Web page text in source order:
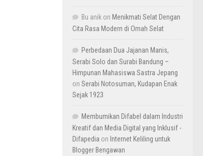
Bu anik on Menikmati Selat Dengan
Cita Rasa Modern di Omah Selat
Perbedaan Dua Jajanan Manis,
Serabi Solo dan Surabi Bandung –
Himpunan Mahasiswa Sastra Jepang
on Serabi Notosuman, Kudapan Enak
Sejak 1923
Membumikan Difabel dalam Industri
Kreatif dan Media Digital yang Inklusif -
Difapedia on Internet Keliling untuk
Blogger Bengawan